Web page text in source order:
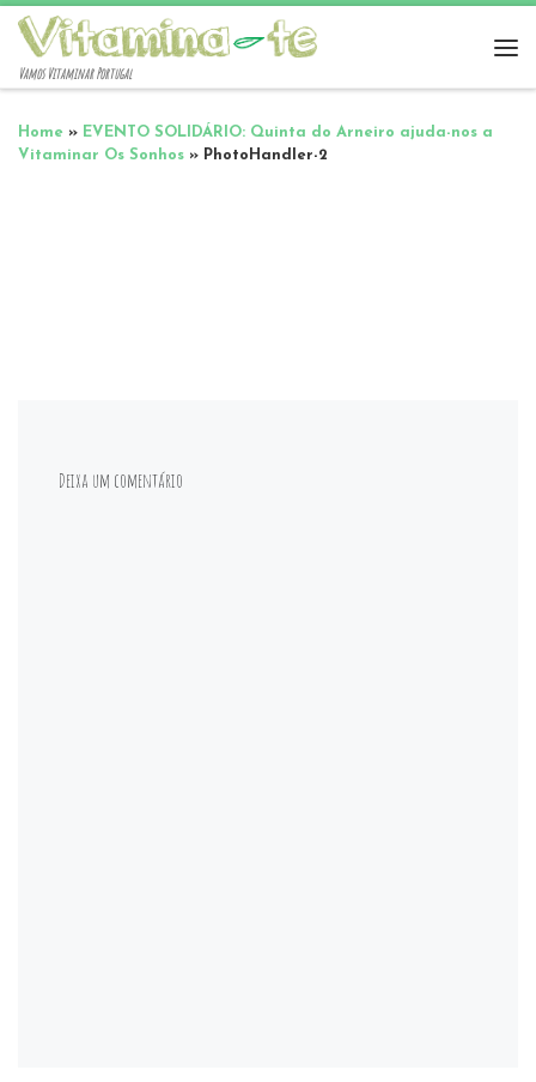
Vamos Vitaminar Portugal
Home » EVENTO SOLIDÁRIO: Quinta do Arneiro ajuda-nos a
Vitaminar Os Sonhos » PhotoHandler-2
Deixa um comentário